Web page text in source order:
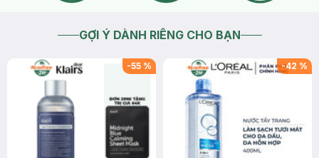
GỢI Ý DÀNH RIÊNG CHO BẠN
-55 % -42 %